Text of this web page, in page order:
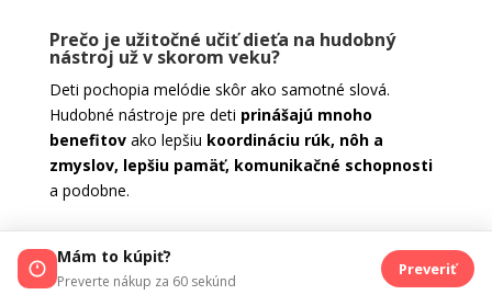
Prečo je užitočné učiť dieťa na hudobný
nástroj už v skorom veku?
Deti pochopia melódie skôr ako samotné slová.
Hudobné nástroje pre deti prinášajú mnoho
benefitovako lepšiu koordináciu rúk, nôh a
zmyslov, lepšiu pamäť, komunikačné schopnosti
a podobne.
– NÁKUP ODPORÚČAME V OVERENÝCH E-
SHOPOCH –
Mám to kúpiť?
Preverte nákup za 60 sekúnd
Preveriť